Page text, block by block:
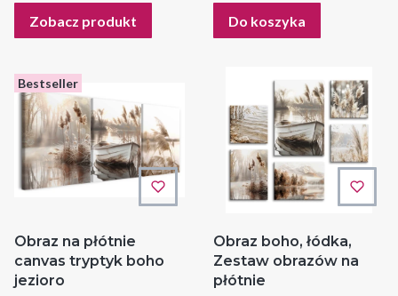
Zobacz produkt Do koszyka
Bestseller
Obraz na płótnie
canvas tryptyk boho
jezioro
Obraz boho, łódka,
Zestaw obrazów na
płótnie